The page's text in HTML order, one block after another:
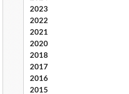
2023
2022
2021
2020
2018
2017
2016
2015